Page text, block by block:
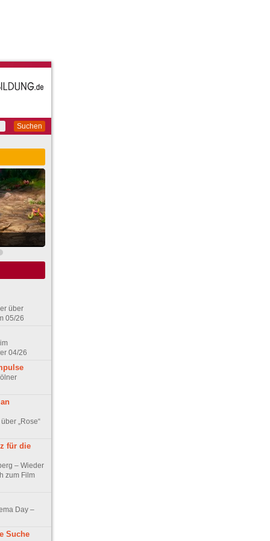
Suchen
über
05/26
04/26
„Rose“
für die
– Wieder
zum Film
Day –
Suche